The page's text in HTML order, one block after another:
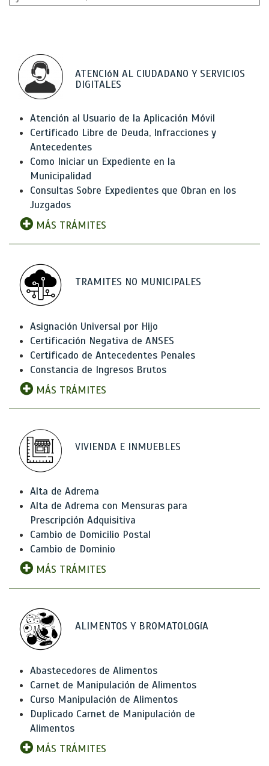
ATENCIóN AL CIUDADANO Y SERVICIOS
DIGITALES
Atención al Usuario de la Aplicación Móvil
Certificado Libre de Deuda, Infracciones y
Antecedentes
Como Iniciar un Expediente en la
Municipalidad
Consultas Sobre Expedientes que Obran en los
Juzgados
MÁS TRÁMITES
TRAMITES NO MUNICIPALES
Asignación Universal por Hijo
Certificación Negativa de ANSES
Certificado de Antecedentes Penales
Constancia de Ingresos Brutos
MÁS TRÁMITES
VIVIENDA E INMUEBLES
Alta de Adrema
Alta de Adrema con Mensuras para
Prescripción Adquisitiva
Cambio de Domicilio Postal
Cambio de Dominio
MÁS TRÁMITES
ALIMENTOS Y BROMATOLOGíA
Abastecedores de Alimentos
Carnet de Manipulación de Alimentos
Curso Manipulación de Alimentos
Duplicado Carnet de Manipulación de
Alimentos
MÁS TRÁMITES